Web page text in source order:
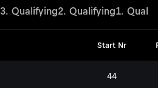
3. Qualifying2. Qualifying1.
Start Nr
44